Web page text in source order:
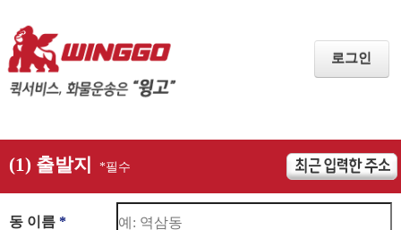
로그인
(1) 출발지 *필수
동 이름 *